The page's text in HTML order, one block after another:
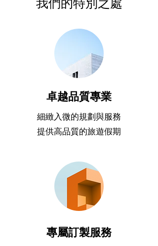
我們的特別之處
卓越品質專業
細緻入微的規劃與服務
提供高品質的旅遊假期
專屬訂製服務